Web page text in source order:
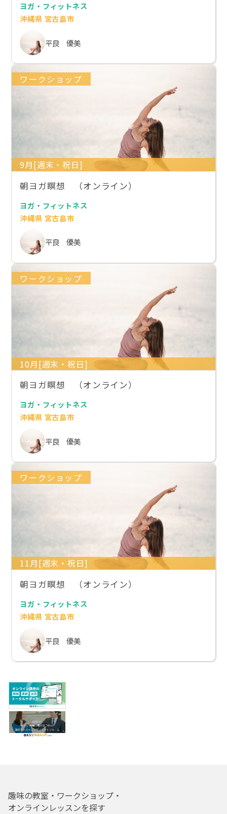
ヨガ・フィットネス
沖縄県 宮古島市
平良 優美
ワークショップ
9月[週末・祝日]
朝ヨガ瞑想 （オンライン）
ヨガ・フィットネス
沖縄県 宮古島市
平良 優美
ワークショップ
10月[週末・祝日]
朝ヨガ瞑想 （オンライン）
ヨガ・フィットネス
沖縄県 宮古島市
平良 優美
ワークショップ
11月[週末・祝日]
朝ヨガ瞑想 （オンライン）
ヨガ・フィットネス
沖縄県 宮古島市
平良 優美
趣味の教室・ワークショップ・
オンラインレッスンを探す